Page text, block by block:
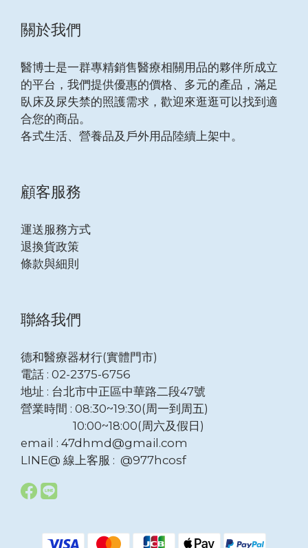
關於我們
醫博士是一群專精銷售醫療相關用品的夥伴所成立
的平台，我們提供優惠的價格、多元的產品，滿足
臥床及尿失禁的照護需求，歡迎來逛逛可以找到適
合您的商品。
各式生活、營養品及戶外用品陸續上架中。
顧客服務
運送服務方式
退換貨政策
條款與細則
聯絡我們
德和醫療器材行(實體門市)
電話 : 02-2375-6756
地址 : 台北市中正區中華路二段47號
營業時間 : 08:30~19:30(周一到周五)
10:00~18:00(周六及假日)
email : 47dhmd@gmail.com
LINE@ 線上客服 : @977hcosf